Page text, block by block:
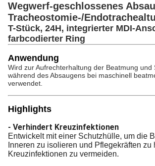
Wegwerf-geschlossenes
Tracheostomie-/
T-Stück, 24H, integrierter MDI-
farbcodierter Ring
Anwendung
Wird zur Aufrechterhaltung der Beatmung und
während des Absaugens bei maschinell
verwendet.
Highlights
- Verhindert Kreuzinfektionen
Entwickelt mit einer Schutzhülle, um die
Inneren zu isolieren und Pflegekräften zu
Kreuzinfektionen zu vermeiden.